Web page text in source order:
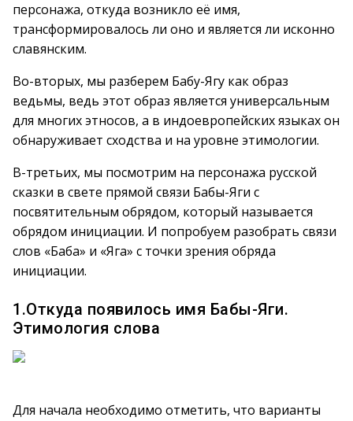
персонажа, откуда возникло её имя,
трансформировалось ли оно и является ли исконно
славянским.
Во-вторых, мы разберем Бабу-Ягу как образ
ведьмы, ведь этот образ является универсальным
для многих этносов, а в индоевропейских языках он
обнаруживает сходства и на уровне этимологии.
В-третьих, мы посмотрим на персонажа русской
сказки в свете прямой связи Бабы-Яги с
посвятительным обрядом, который называется
обрядом инициации. И попробуем разобрать связи
слов «Баба» и «Яга» с точки зрения обряда
инициации.
1.Откуда появилось имя Бабы-Яги.
Этимология слова
Для начала необходимо отметить, что варианты